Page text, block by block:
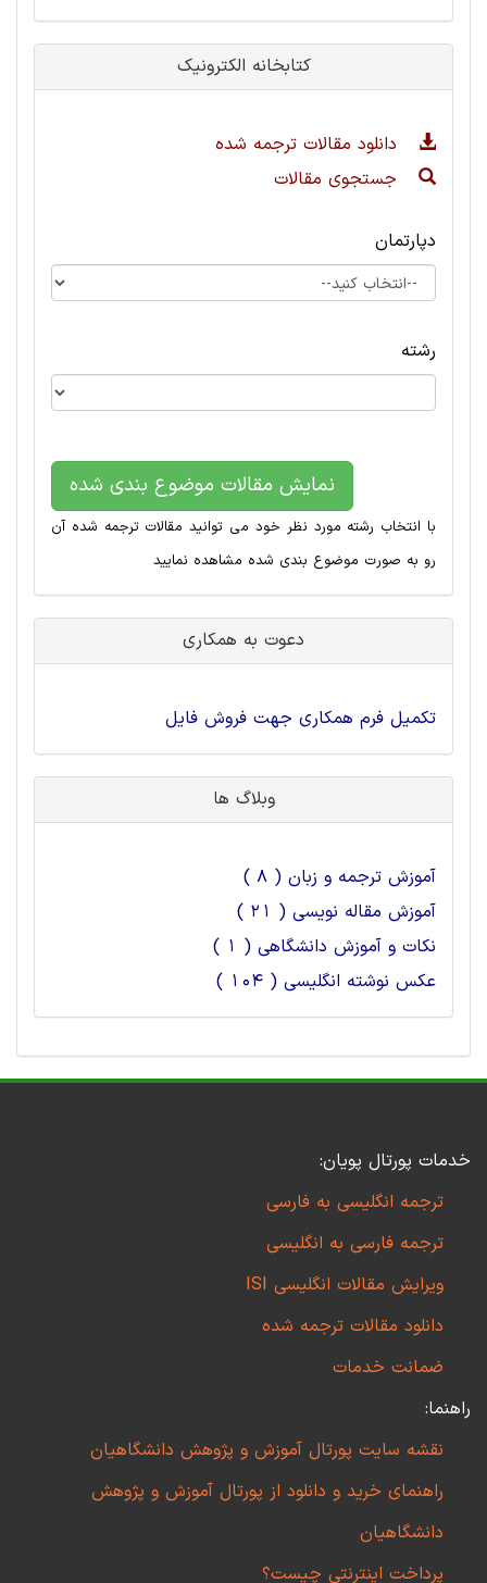
کتابخانه الکترونیک
دانلود مقالات ترجمه شده
جستجوی مقالات
دپارتمان
رشته
نمایش مقالات موضوع بندی شده
با انتخاب رشته مورد نظر خود می توانید مقالات ترجمه شده آن
رو به صورت موضوع بندی شده مشاهده نمایید
دعوت به همکاری
تکمیل فرم همکاری جهت فروش فایل
وبلاگ ها
آموزش ترجمه و زبان ( 8 )
آموزش مقاله نویسی ( 21 )
نکات و آموزش دانشگاهی ( 1 )
عکس نوشته انگلیسی ( 104 )
خدمات پورتال پویان:
ترجمه انگلیسی به فارسی
ترجمه فارسی به انگلیسی
ویرایش مقالات انگلیسی ISI
دانلود مقالات ترجمه شده
ضمانت خدمات
راهنما:
نقشه سایت پورتال آموزش و پژوهش دانشگاهیان
راهنمای خرید و دانلود از پورتال آموزش و پژوهش
دانشگاهیان
پرداخت اینترنتی چیست؟